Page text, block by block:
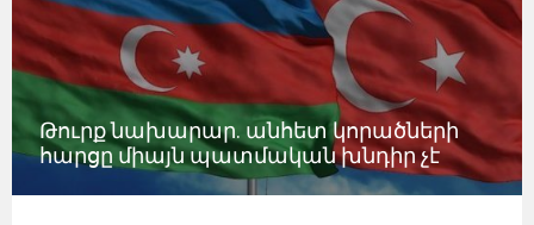
Թուրք նախարար. անհետ կորածների
հարցը միայն պատմական խնդիր չէ